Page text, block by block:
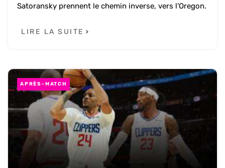
Satoransky prennent le chemin inverse, vers l'Oregon.
LIRE LA SUITE
APRÈS-MATCH